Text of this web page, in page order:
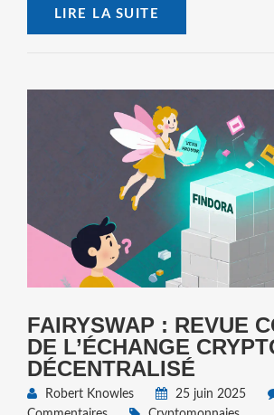
LIRE LA SUITE
FAIRYSWAP : REVUE
DE L’ÉCHANGE
DÉCENTRALISÉ
Robert Knowles 25 juin 2025